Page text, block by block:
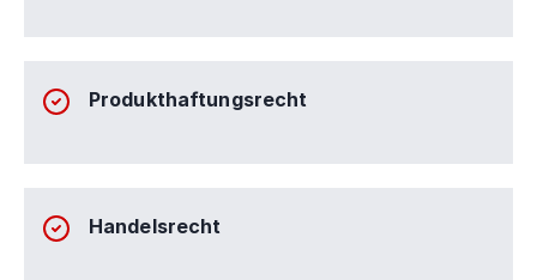
Produkthaftungsrecht
Handelsrecht